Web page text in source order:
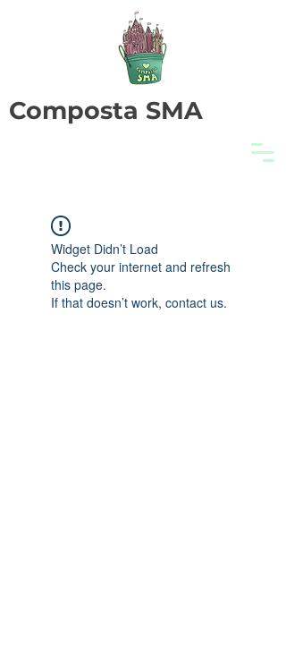
Composta SMA
Widget Didn’t Load
Check your internet and refresh
this page.
If that doesn’t work, contact us.